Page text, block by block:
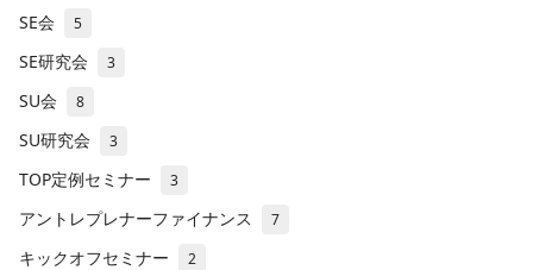
SE会 5
SE研究会 3
SU会 8
SU研究会 3
TOP定例セミナー 3
アントレプレナーファイナンス 7
キックオフセミナー 2